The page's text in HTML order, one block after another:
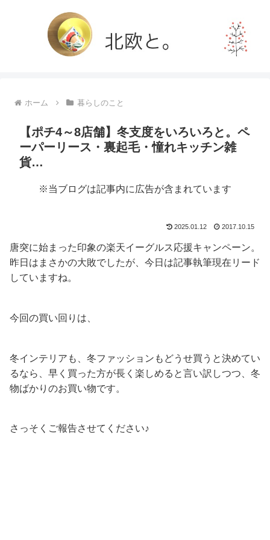
ホーム 暮らしのこと
【ポチ4～8店舗】冬支度をいろいろと。ペ
ーパーリース・裏起毛・憧れキッチン雑
貨…
※当ブログは記事内に広告が含まれています
2025.01.12 2017.10.15
唐突に始まった印象の楽天イーグルス応援キャンペーン。
昨日はまさかの大敗でしたが、今日は記事執筆現在リード
していますね。
今回の買い回りは、
冬インテリアも、冬ファッションもどうせ買うと決めてい
るなら、早く買った方が長く楽しめると言い訳しつつ、冬
物ばかりのお買い物です。
さっそくご報告させてください♪